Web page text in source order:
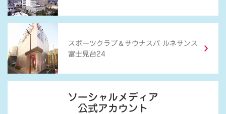
スポーツクラブ ＆ サウナスパ ルネサンス
富士見台24
ソーシャルメディア
公式アカウント